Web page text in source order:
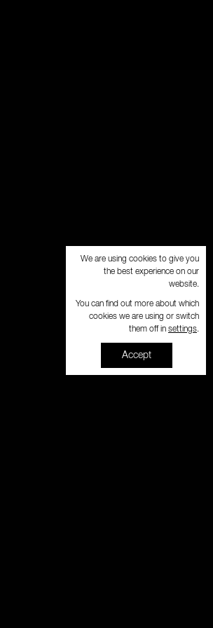
We are using cookies to give you
the best experience on our
website.
You can find out more about which
cookies we are using or switch
them off in settings.
Accept